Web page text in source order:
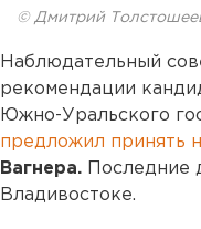
© Дмитрий
Наблюдательный
рекомендации
Южно-Уральского
предложил принять
Вагнера. Последние
Владивостоке.